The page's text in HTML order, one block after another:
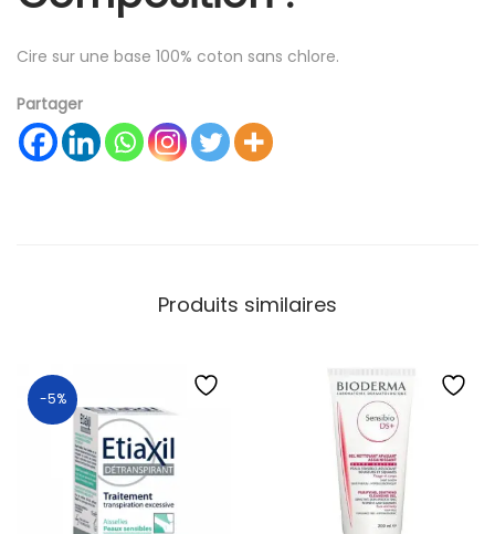
Cire sur une base 100% coton sans chlore.
Partager
Produits similaires
-5%